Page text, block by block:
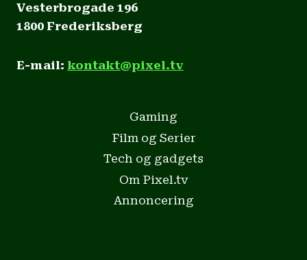
Vesterbrogade 196
1800 Frederiksberg
E-mail: kontakt@pixel.tv
Gaming
Film og Serier
Tech og gadgets
Om Pixel.tv
Annoncering